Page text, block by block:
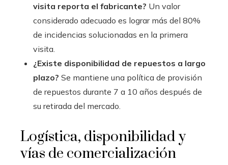
visita reporta el fabricante? Un valor
considerado adecuado es lograr más del 80%
de incidencias solucionadas en la primera
visita.
¿Existe disponibilidad de repuestos a largo
plazo? Se mantiene una política de provisión
de repuestos durante 7 a 10 años después de
su retirada del mercado.
Logística, disponibilidad y
vías de comercialización